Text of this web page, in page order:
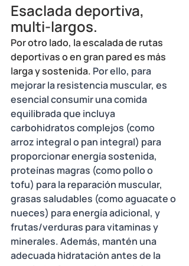
Esaclada deportiva,
multi-largos.
Por otro lado, la escalada de rutas
deportivas o en gran pared es más
larga y sostenida. Por ello, para
mejorar la resistencia muscular, es
esencial consumir una comida
equilibrada que incluya
carbohidratos complejos (como
arroz integral o pan integral) para
proporcionar energía sostenida,
proteínas magras (como pollo o
tofu) para la reparación muscular,
grasas saludables (como aguacate o
nueces) para energía adicional, y
frutas/verduras para vitaminas y
minerales. Además, mantén una
adecuada hidratación antes de la